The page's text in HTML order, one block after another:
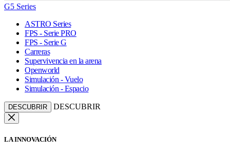
G5 Series
ASTRO Series
FPS - Serie PRO
FPS - Serie G
Carreras
Supervivencia en la arena
Openworld
Simulación - Vuelo
Simulación - Espacio
DESCUBRIR DESCUBRIR
LA INNOVACIÓN